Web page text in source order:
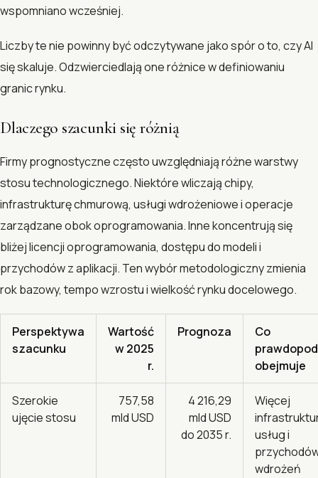
wspomniano wcześniej.
Liczby te nie powinny być odczytywane jako spór o to, czy AI
się skaluje. Odzwierciedlają one różnice w definiowaniu
granic rynku.
Dlaczego szacunki się różnią
Firmy prognostyczne często uwzględniają różne warstwy
stosu technologicznego. Niektóre wliczają chipy,
infrastrukturę chmurową, usługi wdrożeniowe i operacje
zarządzane obok oprogramowania. Inne koncentrują się
bliżej licencji oprogramowania, dostępu do modeli i
przychodów z aplikacji. Ten wybór metodologiczny zmienia
rok bazowy, tempo wzrostu i wielkość rynku docelowego.
Perspektywa
szacunku
Wartość
w 2025
r.
Prognoza
Co
obejmuje
Szerokie
ujęcie stosu
757,58
mld USD
4 216,29
mld USD
do 2035 r.
Więcej
usług i
wdrożeń